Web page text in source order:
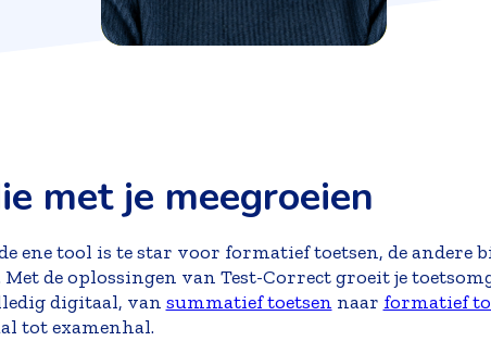
met je meegroeien
tool is te star voor formatief toetsen, de andere
de oplossingen van Test-Correct groeit je
digitaal, van summatief toetsen naar formatief
tot examenhal.